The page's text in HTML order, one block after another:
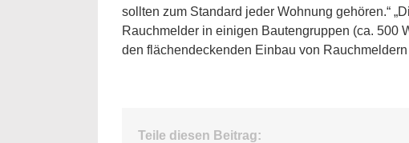
sollten zum Standard jeder Wohnung gehören.“
Rauchmelder in einigen Bautengruppen (ca. 500
den flächendeckenden Einbau von
Teile diesen Beitrag: